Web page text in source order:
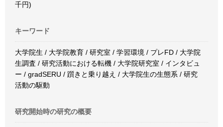
千円)
キーワード
大学院生 / 大学院教育 / 研究室 / 学習環境 / プレFD / 大学院
生調査 / 研究活動における転機 / 大学院研究室 / インタビュ
ー / gradSERU / 躓きと乗り越え / 大学院生の生態系 / 研究
活動の駆動
研究開始時の研究の概要